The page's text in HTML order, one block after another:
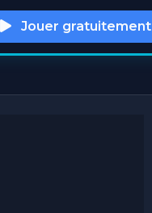
Jouer gratuitement